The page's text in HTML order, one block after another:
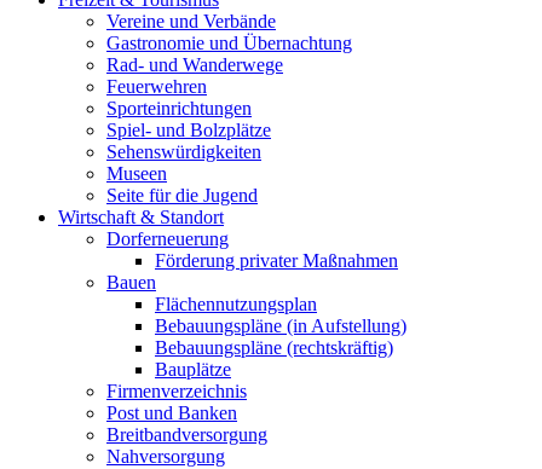
Vereine und Verbände
Gastronomie und Übernachtung
Rad- und Wanderwege
Feuerwehren
Sporteinrichtungen
Spiel- und Bolzplätze
Sehenswürdigkeiten
Museen
Seite für die Jugend
Wirtschaft & Standort
Dorferneuerung
Förderung privater Maßnahmen
Bauen
Flächennutzungsplan
Bebauungspläne (in Aufstellung)
Bebauungspläne (rechtskräftig)
Bauplätze
Firmenverzeichnis
Post und Banken
Breitbandversorgung
Nahversorgung